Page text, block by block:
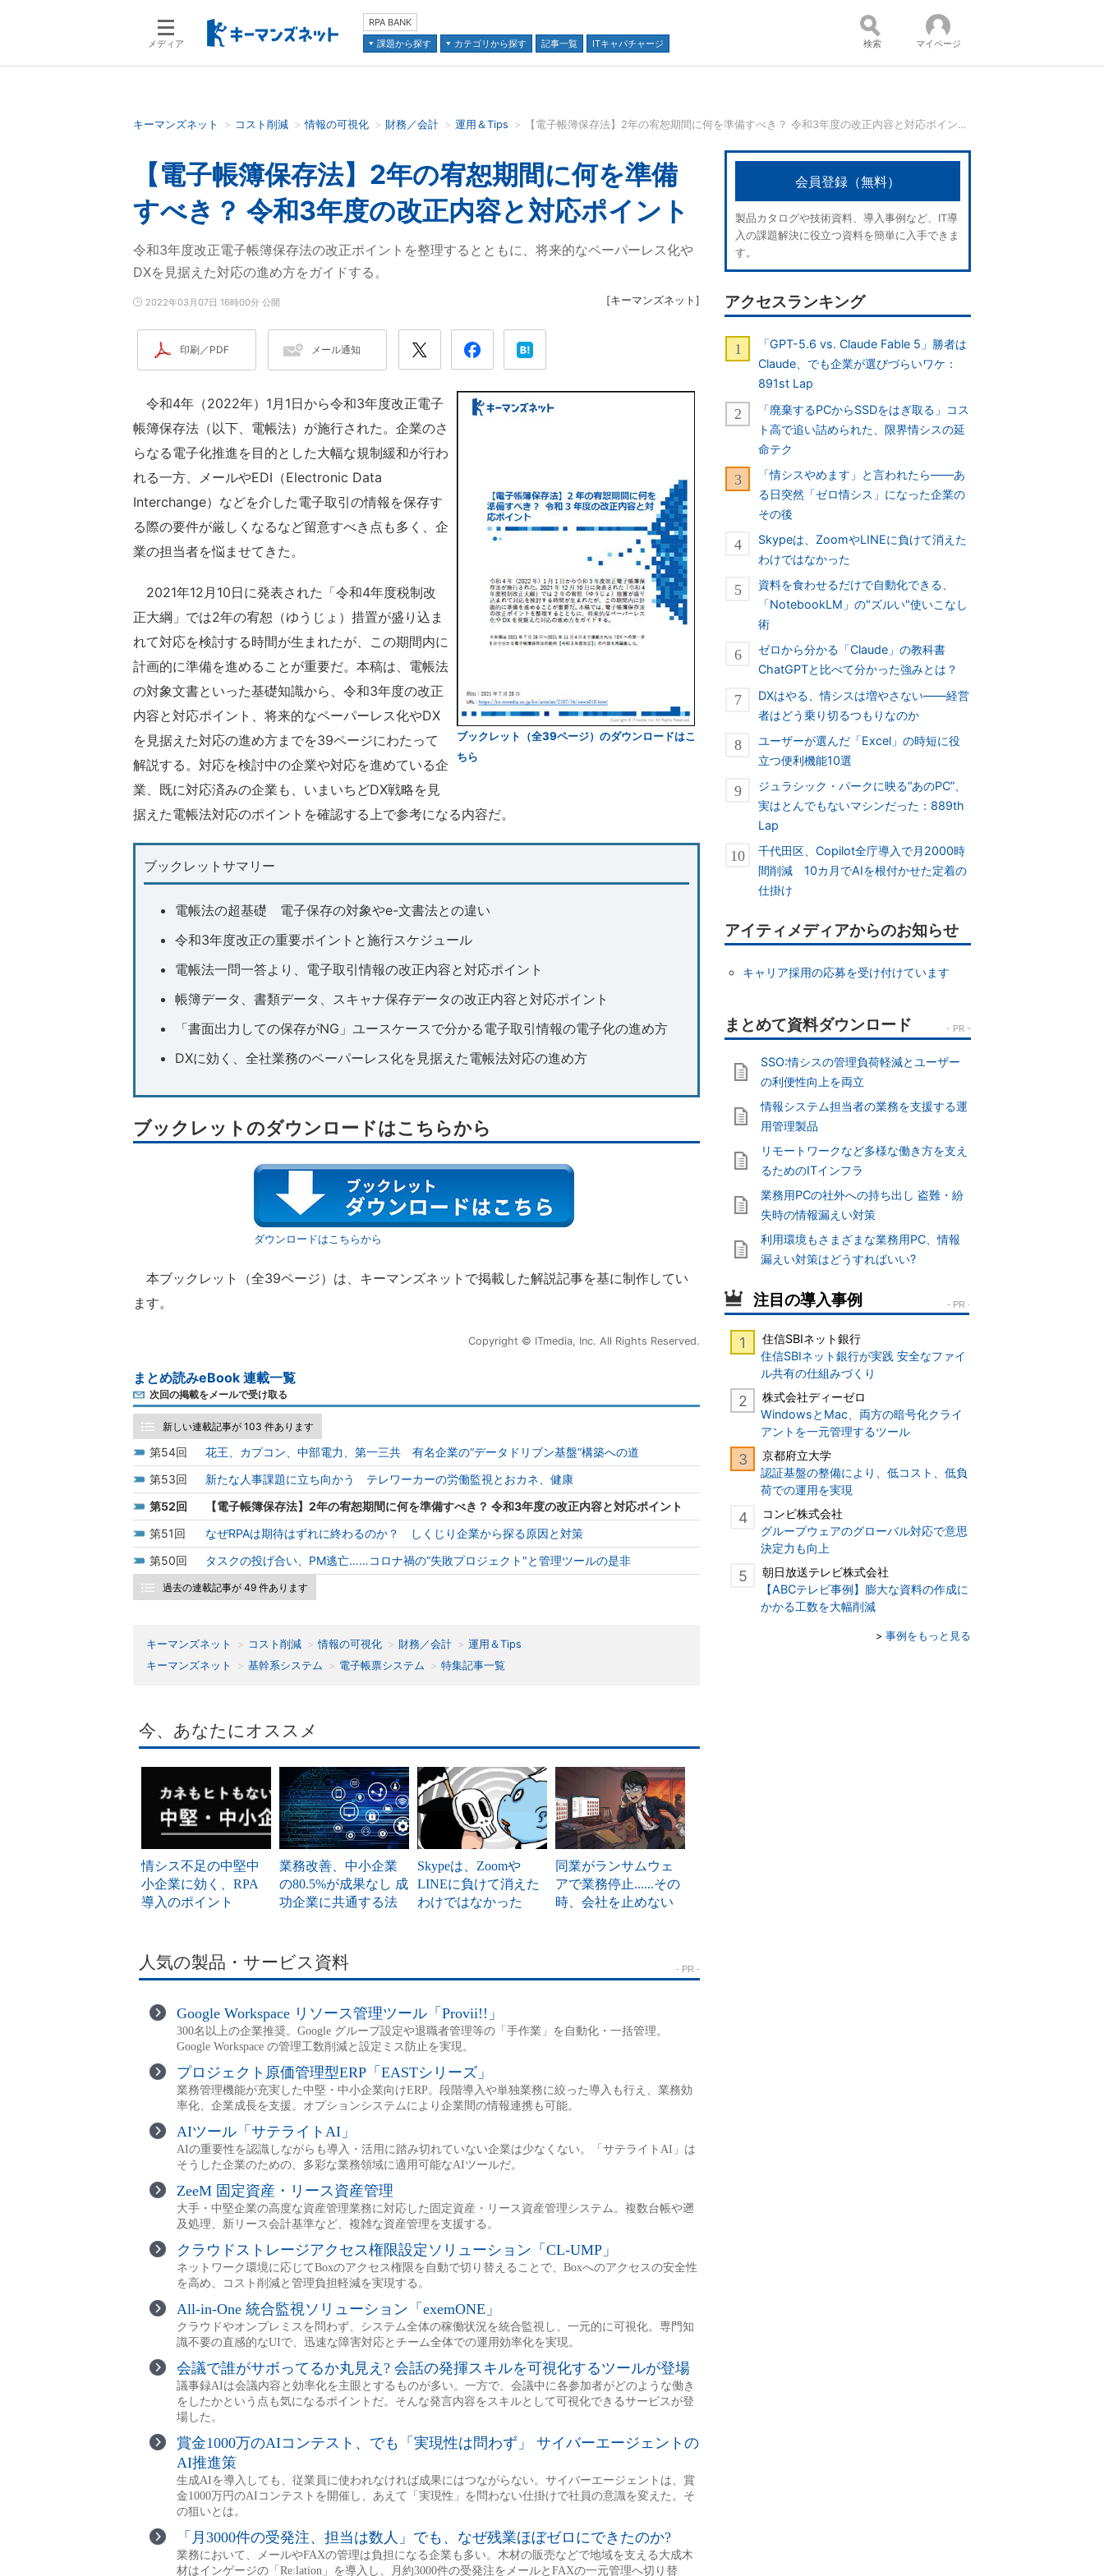
メディア
RPA BANK
課題から探す
カテゴリから探す 記事一覧 ITキャパチャージ
検索語を入力してください コンテンツ：
並び順：
検索 マイページ
キーマンズネット コスト削減 情報の可視化 財務／会計 運用＆Tips 【電子帳簿保存法】2年の宥恕期間に何を準備すべき？ 令和3年度の改正内容と対応ポイント
【電子帳簿保存法】2年の宥恕期間に何を準備
すべき？ 令和3年度の改正内容と対応ポイント
令和3年度改正電子帳簿保存法の改正ポイントを整理するとともに、将来的なペーパーレス化や
DXを見据えた対応の進め方をガイドする。
2022年03月07日 16時00分 公開 [キーマンズネット ]
印刷／PDF メール通知
ブックレット（全39ページ）のダウンロードはこ
ちら
令和4年（2022年）1月1日から令和3年度改正電子
帳簿保存法（以下、電帳法）が施行された。企業のさ
らなる電子化推進を目的とした大幅な規制緩和が行わ
れる一方、メールやEDI（Electronic Data
Interchange）などを介した電子取引の情報を保存す
る際の要件が厳しくなるなど留意すべき点も多く、企
業の担当者を悩ませてきた。
2021年12月10日に発表された「令和4年度税制改
正大綱」では2年の宥恕（ゆうじょ）措置が盛り込ま
れて対応を検討する時間が生まれたが、この期間内に
計画的に準備を進めることが重要だ。本稿は、電帳法
の対象文書といった基礎知識から、令和3年度の改正
内容と対応ポイント、将来的なペーパーレス化やDX
を見据えた対応の進め方までを39ページにわたって
解説する。対応を検討中の企業や対応を進めている企
業、既に対応済みの企業も、いまいちどDX戦略を見
据えた電帳法対応のポイントを確認する上で参考になる内容だ。
ブックレットサマリー
電帳法の超基礎 電子保存の対象やe-文書法との違い
令和3年度改正の重要ポイントと施行スケジュール
電帳法一問一答より、電子取引情報の改正内容と対応ポイント
帳簿データ、書類データ、スキャナ保存データの改正内容と対応ポイント
「書面出力しての保存がNG」ユースケースで分かる電子取引情報の電子化の進め方
DXに効く、全社業務のペーパーレス化を見据えた電帳法対応の進め方
ブックレットのダウンロードはこちらから
ダウンロードはこちらから
本ブックレット（全39ページ）は、キーマンズネットで掲載した解説記事を基に制作してい
ます。
Copyright © ITmedia, Inc. All Rights Reserved.
まとめ読みeBook 連載一覧
次回の掲載をメールで受け取る
新しい連載記事が 103 件あります
54
花王、カプコン、中部電力、第一三共 有名企業の“データドリブン基盤”構築への道
53
新たな人事課題に立ち向かう テレワーカーの労働監視とおカネ、健康
52
【電子帳簿保存法】2年の宥恕期間に何を準備すべき？ 令和3年度の改正内容と対応ポイント
51
なぜRPAは期待はずれに終わるのか？ しくじり企業から探る原因と対策
50
タスクの投げ合い、PM逃亡……コロナ禍の“失敗プロジェクト"と管理ツールの是非
過去の連載記事が 49 件あります
キーマンズネット コスト削減 情報の可視化 財務／会計
運用＆Tips
キーマンズネット
基幹系システム 電子帳票システム 特集記事一覧
会員登録（無料）
製品カタログや技術資料、導入事例など、IT導
入の課題解決に役立つ資料を簡単に入手できま
す。
アクセスランキング
「GPT-5.6 vs. Claude Fable 5」勝者は
Claude、でも企業が選びづらいワケ：
891st Lap
「廃棄するPCからSSDをはぎ取る」コス
ト高で追い詰められた、限界情シスの延
命テク
「情シスやめます」と言われたら――あ
る日突然「ゼロ情シス」になった企業の
その後
Skypeは、ZoomやLINEに負けて消えた
わけではなかった
資料を食わせるだけで自動化できる、
「NotebookLM」の"ズルい"使いこなし
術
ゼロから分かる「Claude」の教科書
ChatGPTと比べて分かった強みとは？
DXはやる、情シスは増やさない――経営
者はどう乗り切るつもりなのか
ユーザーが選んだ「Excel」の時短に役
立つ便利機能10選
ジュラシック・パークに映る“あのPC”、
実はとんでもないマシンだった：889th
Lap
千代田区、Copilot全庁導入で月2000時
間削減 10カ月でAIを根付かせた定着の
仕掛け
アイティメディアからのお知らせ
キャリア採用の応募を受け付けています
SSO:情シスの管理負荷軽減とユーザー
の利便性向上を両立
情報システム担当者の業務を支援する運
用管理製品
リモートワークなど多様な働き方を支え
るためのITインフラ
業務用PCの社外への持ち出し 盗難・紛
失時の情報漏えい対策
利用環境もさまざまな業務用PC、情報
漏えい対策はどうすればいい?